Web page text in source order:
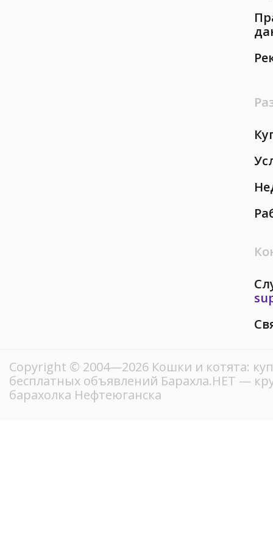
Copyright © 2004—2026 Кошки и котята:
бесплатных объявлений Барахла.НЕТ —
барахолка Нефтеюганска